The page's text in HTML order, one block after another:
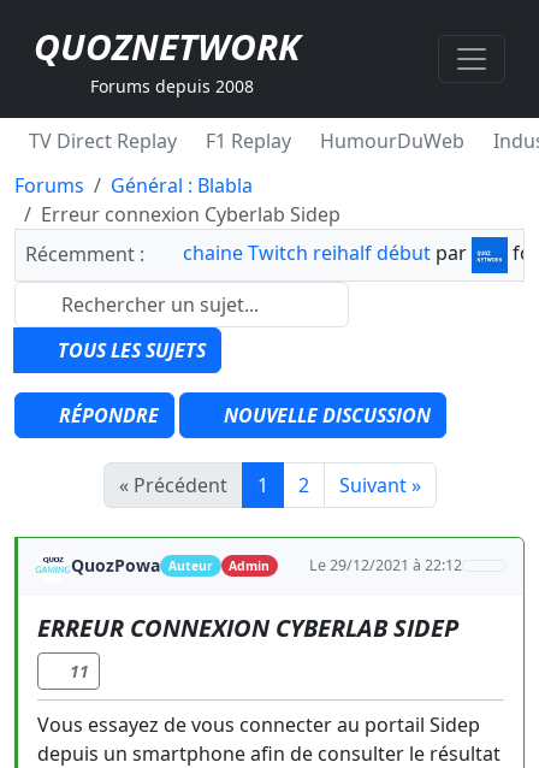
QUOZNETWORK
Forums depuis 2008
TV Direct Replay F1 Replay HumourDuWeb
Forums
Général : Blabla
Erreur connexion Cyberlab Sidep
Récemment :
chaine Twitch reihalf début par
TOUS LES SUJETS
RÉPONDRE NOUVELLE DISCUSSION
« Précédent 1 2 Suivant »
QuozPowa Auteur Admin Le 29/12/2021 à 22:12
ERREUR CONNEXION CYBERLAB SIDEP
11
Vous essayez de vous connecter au portail Sidep
depuis un smartphone afin de consulter le résultat